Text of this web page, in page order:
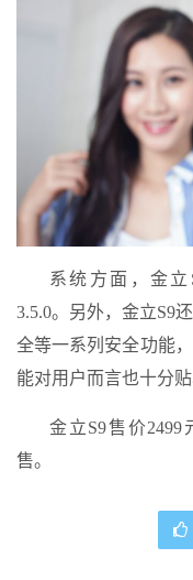
系统方面，金立
3.5.0。另外，金立S9
全等一系列安全功能
能对用户而言也十分贴
金立S9售价2499
售。